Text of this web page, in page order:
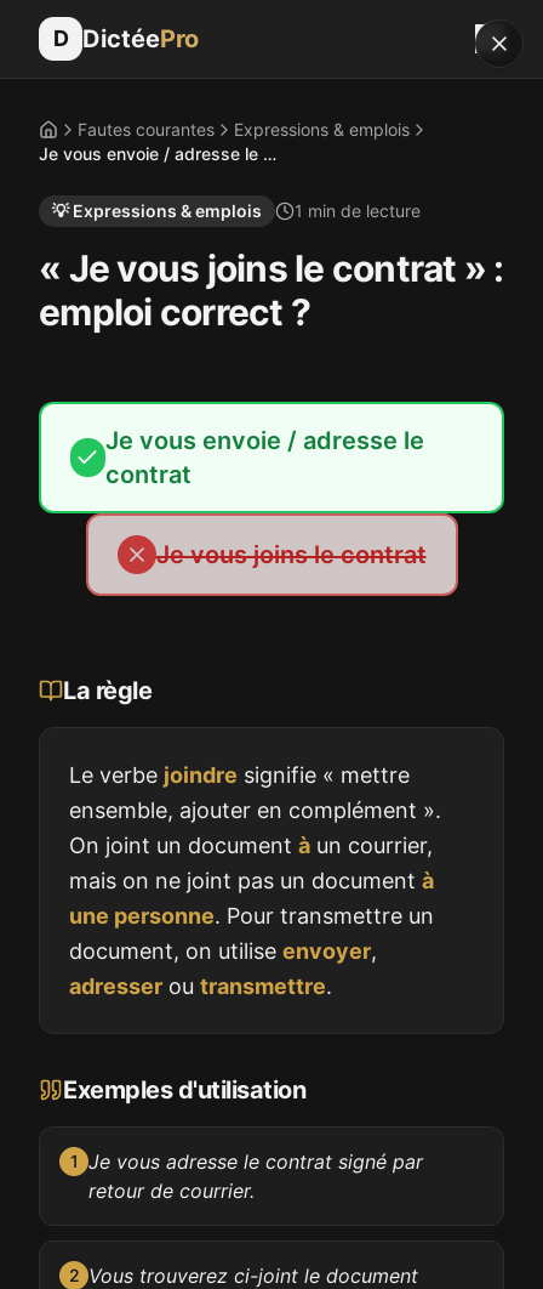
D DictéePro
AccueilFautes courantes
Expressions & emplois
Je vous envoie / adresse le contrat
💡 Expressions & emplois 1 min de lecture
« Je vous joins le contrat » :
emploi correct ?
Je vous envoie / adresse le
contrat
Je vous joins le contrat
La règle
Le verbe joindre signifie « mettre
ensemble, ajouter en complément ».
On joint un document à un courrier,
mais on ne joint pas un document à
une personne. Pour transmettre un
document, on utilise envoyer,
adresser ou transmettre.
Exemples d'utilisation
1 Je vous adresse le contrat signé par
retour de courrier.
2 Vous trouverez ci-joint le document